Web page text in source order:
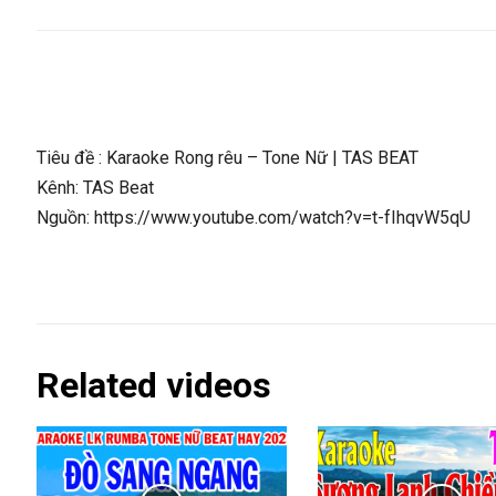
Tiêu đề : Karaoke Rong rêu – Tone Nữ | TAS BEAT
Kênh: TAS Beat
Nguồn: https://www.youtube.com/watch?v=t-fIhqvW5qU
Related videos